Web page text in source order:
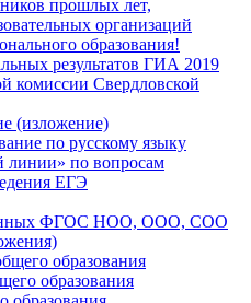
прошлых лет,
организаций
образования!
результатов ГИА 2019
комиссии Свердловской
(изложение)
по русскому языку
линии» по вопросам
ЕГЭ
ФГОС НОО, ООО, СОО
образования
образования